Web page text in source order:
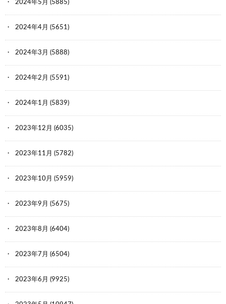
2024年5月 (5885)
2024年4月 (5651)
2024年3月 (5888)
2024年2月 (5591)
2024年1月 (5839)
2023年12月 (6035)
2023年11月 (5782)
2023年10月 (5959)
2023年9月 (5675)
2023年8月 (6404)
2023年7月 (6504)
2023年6月 (9925)